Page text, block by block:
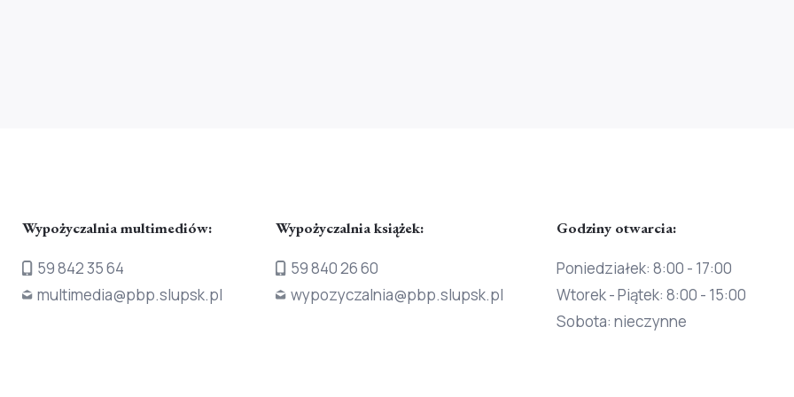
Wypożyczalnia multimediów:
59 842 35 64
multimedia@pbp.slupsk.pl
Wypożyczalnia książek:
59 840 26 60
wypozyczalnia@pbp.slupsk.pl
Godziny otwarcia:
Poniedziałek: 8:00 - 17:00
Wtorek - Piątek: 8:00 - 15:00
Sobota: nieczynne